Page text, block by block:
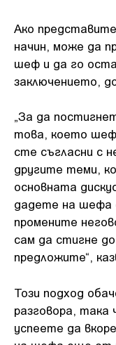
Ако
начин, може да
шеф и да го
заключението,
„За да
това, което
сте съгласни с
другите теми,
основната
дадете на шефа
промените
сам да стигне
предложите“,
Този подход
разговора, така
успеете да